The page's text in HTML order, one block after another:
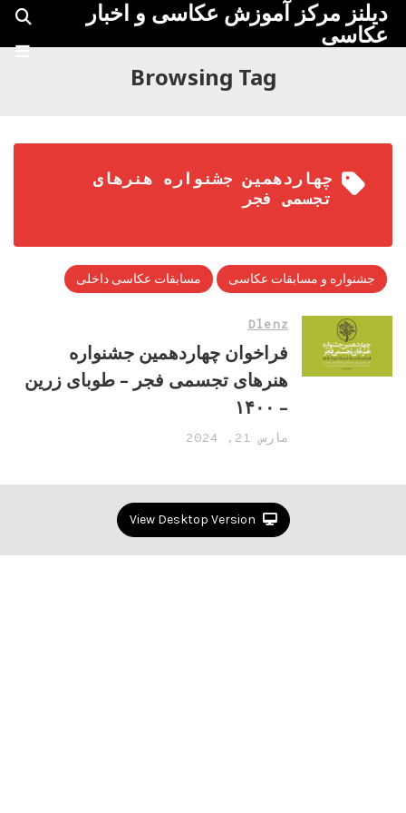
دیلنز مرکز آموزش عکاسی و اخبار
عکاسی
Browsing Tag
چهاردهمین جشنواره هنرهای
تجسمی فجر
جشنواره و مسابقات عکاسی مسابقات عکاسی داخلی
Dlenz
فراخوان چهاردهمین جشنواره
هنرهای تجسمی فجر – طوبای زرین
– ۱۴۰۰
مارس 21, 2024